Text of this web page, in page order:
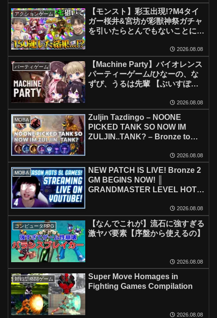
アクションゲーム
【モンスト】彩玉出現!?M4タイ
ガー桜井&宮坊が彩獣神祭ガチャ
を引いたらとんでもないことに
2026.08.08
パーティゲーム
【Machine Party】バイオレンス
パーティーゲーム/ひなーの、な
ずぴ、うるは先輩 【ぶいすぽ
2026.08.08
MOBA
Zuljin Tazdingo – NOONE
PICKED TANK SO NOW IM
ZULJIN..TANK? – Bronze to
2026.08.08
MOBA
NEW PATCH IS LIVE! Bronze 2
GM BEGINS NOW! ║
GRANDMASTER LEVEL HOTS
2026.08.08
コンピュータRPG
【なんでこれが】流石に強すぎる
激ヤバ要素【序盤から使えるの】
2026.08.08
対戦型格闘ゲーム
Super Move Homages in
Fighting Games Compilation
2026.08.08